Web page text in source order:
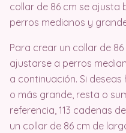
collar de 86 cm se ajusta
perros medianos y
Para crear un collar de
ajustarse a perros
a continuación. Si
o más grande, resta o
referencia, 113 cadenas
un collar de 86 cm de